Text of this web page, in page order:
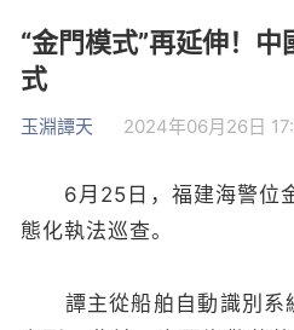
“金門模式”再延伸！
式
玉淵譚天 2024年06月26日
6月25日，福建海警位金
態化執法巡查。
譚主從船舶自動識別系